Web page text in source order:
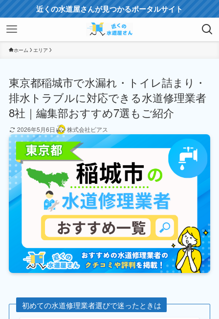
近くの水道屋さんが見つかるポータルサイト
ホーム エリア
東京都稲城市で水漏れ・トイレ詰まり・
排水トラブルに対応できる水道修理業者
8社｜編集部おすすめ7選もご紹介
2026年5月6日 株式会社ビアス
初めての水道修理業者選びで迷ったときは